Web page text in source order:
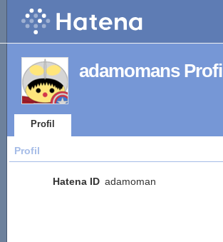
adamomans Profil
Profil
Profil
Hatena ID adamoman